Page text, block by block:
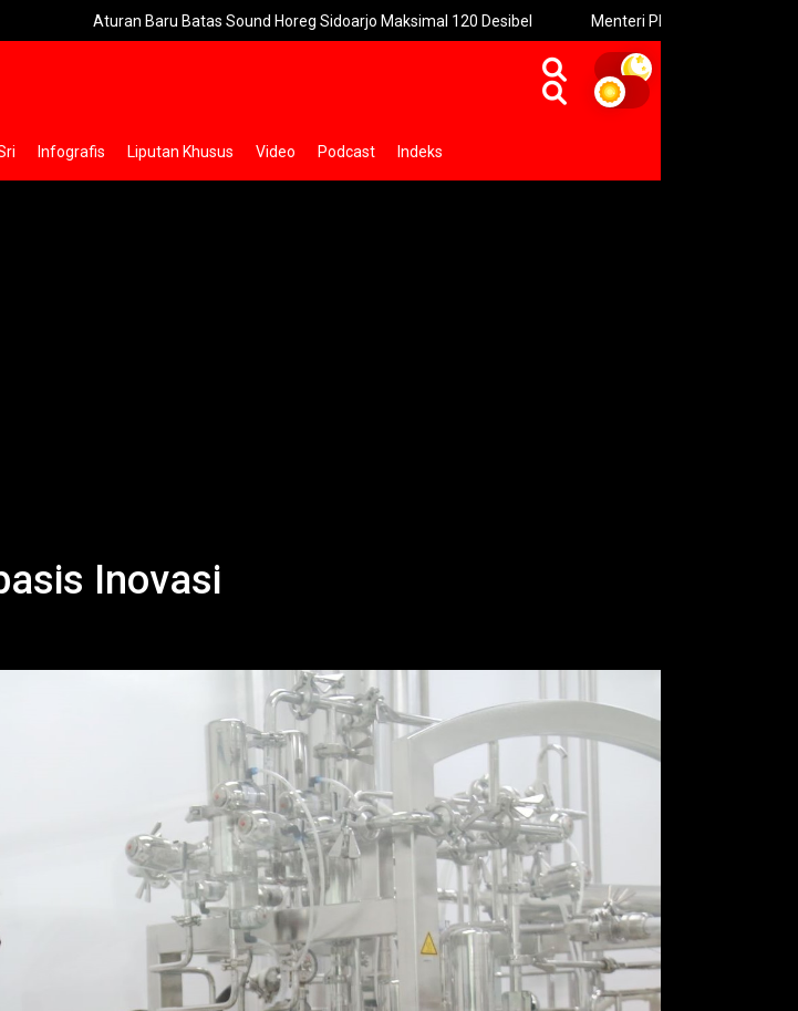
Baru Batas Sound Horeg Sidoarjo Maksimal 120 Desibel Menteri PPPA: Festival Egrang Perkuat
Infografis Liputan Khusus Video Podcast Indeks
Inovasi